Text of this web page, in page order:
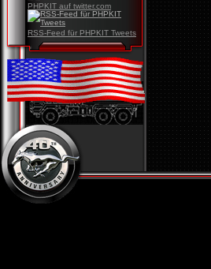
PHPKIT auf twitter.com
RSS-Feed für PHPKIT Tweets